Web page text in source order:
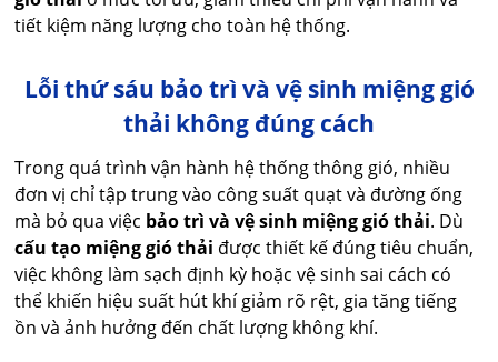
tiết kiệm năng lượng cho toàn hệ thống.
Lỗi thứ sáu bảo trì và vệ sinh miệng gió
thải không đúng cách
Trong quá trình vận hành hệ thống thông gió, nhiều
đơn vị chỉ tập trung vào công suất quạt và đường ống
mà bỏ qua việc bảo trì và vệ sinh miệng gió thải. Dù
cấu tạo miệng gió thải được thiết kế đúng tiêu chuẩn,
việc không làm sạch định kỳ hoặc vệ sinh sai cách có
thể khiến hiệu suất hút khí giảm rõ rệt, gia tăng tiếng
ồn và ảnh hưởng đến chất lượng không khí.